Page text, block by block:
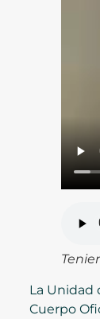
La Unidad
Cuerpo